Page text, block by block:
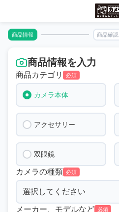
商品情報 商品確認
商品情報を入力
商品カテゴリ 必須
カメラ本体
アクセサリー
双眼鏡
カメラの種類 必須
メーカー、モデルなど 必須